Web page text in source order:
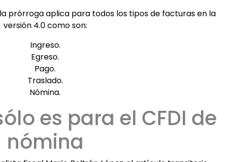
prórroga aplica para todos los tipos de facturas en la
versión 4.0 como son:
Ingreso.
Egreso.
Pago.
Traslado.
Nómina.
es para el CFDI de
nómina